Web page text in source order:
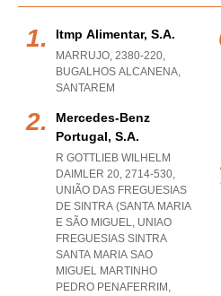
Itmp Alimentar, S.a.
MARRUJO, 2380-220,
BUGALHOS ALCANENA,
SANTAREM
Mercedes-Benz
Portugal, S.a.
R GOTTLIEB WILHELM
DAIMLER 20, 2714-530,
UNIÃO DAS FREGUESIAS
DE SINTRA (SANTA MARIA
E SÃO MIGUEL, UNIAO
FREGUESIAS SINTRA
SANTA MARIA SAO
MIGUEL MARTINHO
PEDRO PENAFERRIM ,